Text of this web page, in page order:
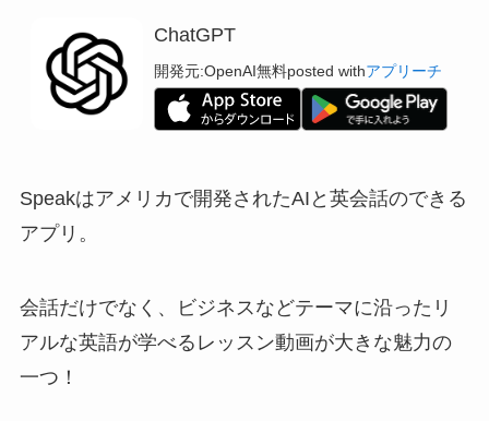
ChatGPT
開発元:OpenAI無料posted withアプリーチ
Speakはアメリカで開発されたAIと英会話のできる
アプリ。
会話だけでなく、ビジネスなどテーマに沿ったリ
アルな英語が学べるレッスン動画が大きな魅力の
一つ！